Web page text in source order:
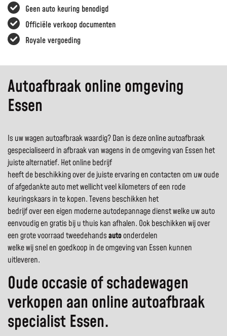
Geen auto keuring benodigd
Officiële verkoop documenten
Royale vergoeding
Autoafbraak online omgeving
Essen
Is uw wagen autoafbraak waardig? Dan is deze online autoafbraak
gespecialiseerd in afbraak van wagens in de omgeving van Essen het
juiste alternatief. Het online bedrijf
heeft de beschikking over de juiste ervaring en contacten om uw oude
of afgedankte auto met wellicht veel kilometers of een rode
keuringskaars in te kopen. Tevens beschikken het
bedrijf over een eigen moderne autodepannage dienst welke uw auto
eenvoudig en gratis bij u thuis kan afhalen. Ook beschikken wij over
een grote voorraad tweedehandsautoonderdelen
welke wij snel en goedkoop in de omgeving van Essen kunnen
uitleveren.
Oude occasie of schadewagen
verkopen aan online autoafbraak
specialist Essen.